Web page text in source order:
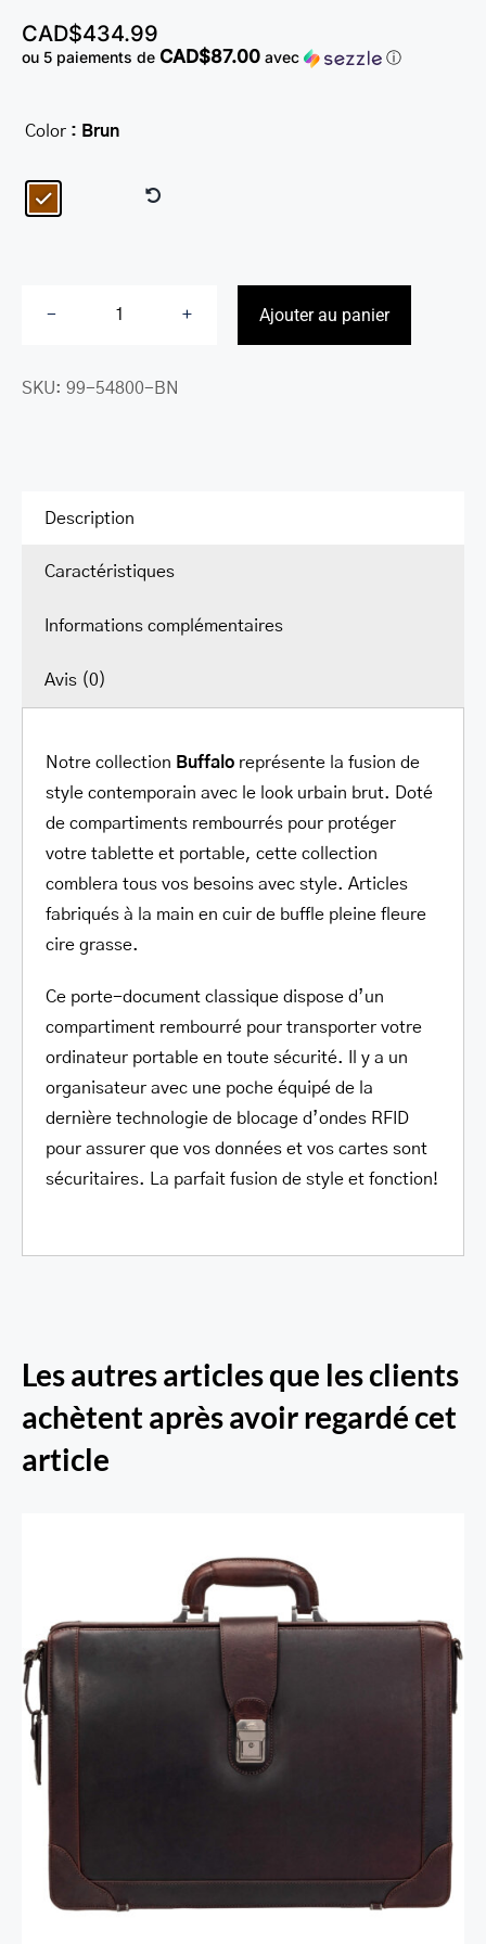
LEATHER BILL CLIPS
LEATHER LUGGAGE TAGS
CADEAU
CAD$434.99
ou 5 paiements de CAD$87.00 avec ⓘ
Color : Brun
Porte-
17.3po
Ajouter au panier
SKU: 99-54800-BN
Description
Caractéristiques
Informations complémentaires
Avis (0)
Notre collection Buffalo représente la fusion de
style contemporain avec le look urbain brut. Doté
de compartiments rembourrés pour protéger
votre tablette et portable, cette collection
comblera tous vos besoins avec style. Articles
fabriqués à la main en cuir de buffle pleine fleure
cire grasse.
Ce porte-document classique dispose d’un
compartiment rembourré pour transporter votre
ordinateur portable en toute sécurité. Il y a un
organisateur avec une poche équipé de la
dernière technologie de blocage d’ondes RFID
pour assurer que vos données et vos cartes sont
sécuritaires. La parfait fusion de style et fonction!
Les autres articles que les clients
achètent après avoir regardé cet
article
Porte-cartes RFID Secure